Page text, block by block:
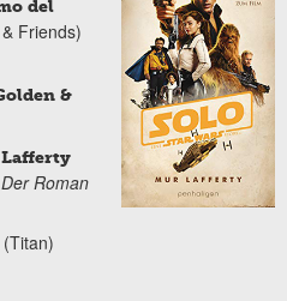
del
Friends)
&
Roman
(Titan)